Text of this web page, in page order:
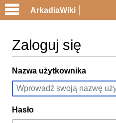
Zaloguj się
Przejdź
do
nawigacji
Przejdź
do
wyszukiwania
Nazwa użytkownika
Hasło
ArkadiaWiki